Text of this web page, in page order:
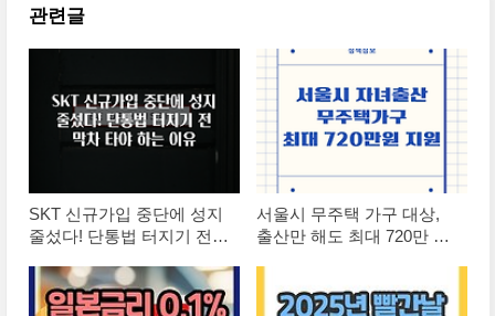
관련글
SKT 신규가입 중단에 성지
줄섰다! 단통법 터지기 전
서울시 무주택 가구 대상,
출산만 해도 최대 720만 원